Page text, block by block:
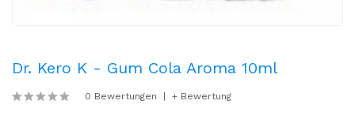
Dr. Kero K - Gum Cola Aroma 10ml
0 Bewertungen + Bewertung